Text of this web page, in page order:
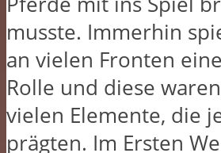
musste. Immerhin
an vielen Fronten
Rolle und diese
vielen Elemente, die
prägten. Im Ersten